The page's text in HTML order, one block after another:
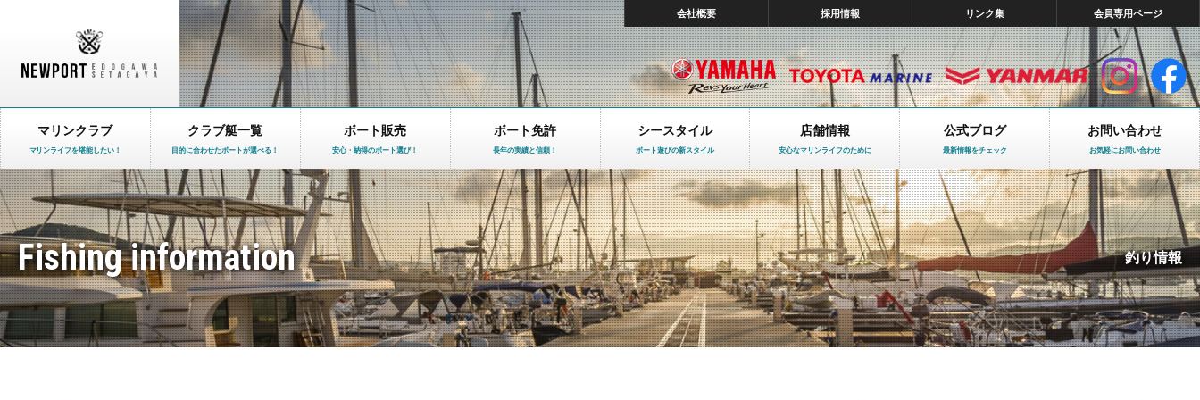
会社概要 採用情報 リンク集 会員専用ページ
マリンクラブ
マリンライフを堪能したい！
クラブ艇一覧
目的に合わせたボートが選べる！
ボート販売
安心・納得のボート選び！
ボート免許
長年の実績と信頼！
シースタイル
ボート遊びの新スタイル
店舗情報
安心なマリンライフのために
公式ブログ
最新情報をチェック
お問い合わせ
お気軽にお問い合わせ
Fishing information 釣り情報